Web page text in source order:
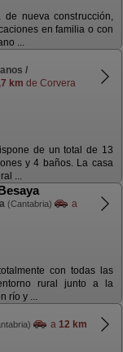
nueva construcción,
en familia o con
...
/
km de Corvera
de un total de 13
y 4 baños. La casa
...
(Cantabria)
a
con todas las
rural junto a la
río y ...
a 12 km